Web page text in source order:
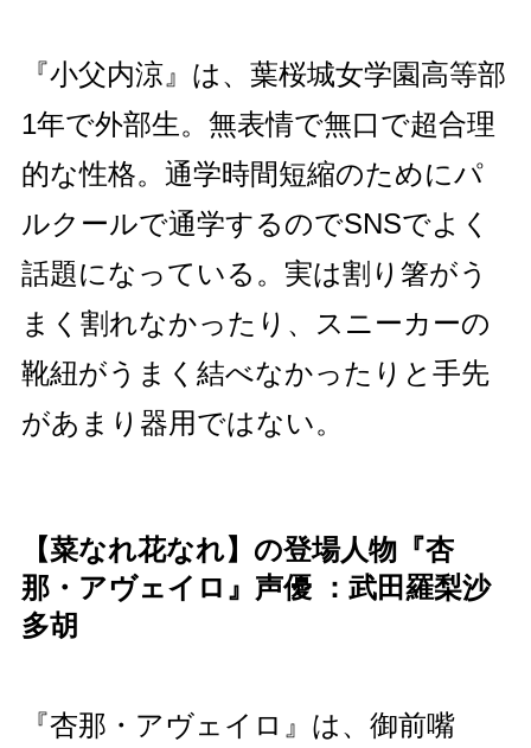
『小父内涼』は、葉桜城女学園高等部
1年で外部生。無表情で無口で超合理
的な性格。通学時間短縮のためにパ
ルクールで通学するのでSNSでよく
話題になっている。実は割り箸がう
まく割れなかったり、スニーカーの
靴紐がうまく結べなかったりと手先
があまり器用ではない。
【菜なれ花なれ】の登場人物『杏
那・アヴェイロ』声優 ：武田羅梨沙
多胡
『杏那・アヴェイロ』は、御前嘴